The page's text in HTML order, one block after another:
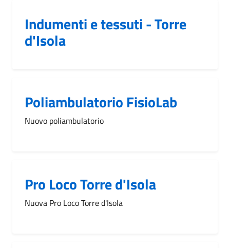
Indumenti e tessuti - Torre
d'Isola
Poliambulatorio FisioLab
Nuovo poliambulatorio
Pro Loco Torre d'Isola
Nuova Pro Loco Torre d'Isola